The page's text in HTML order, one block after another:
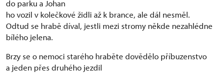
do parku a Johan
ho vozil v kolečkové židli až k brance, ale dál nesměl.
Odtud se hrabě díval, jestli mezi stromy někde nezahlédne
bílého jelena.
Brzy se o nemoci starého hraběte dovědělo příbuzenstvo
a jeden přes druhého jezdil